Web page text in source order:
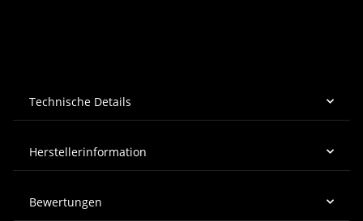
Technische Details
Herstellerinformation
Bewertungen